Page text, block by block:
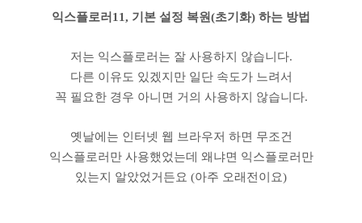
익스플로러11, 기본 설정 복원(초기화) 하는 방법
저는 익스플로러는 잘 사용하지 않습니다.
다른 이유도 있겠지만 일단 속도가 느려서
꼭 필요한 경우 아니면 거의 사용하지 않습니다.
옛날에는 인터넷 웹 브라우저 하면 무조건
익스플로러만 사용했었는데 왜냐면 익스플로러만
있는지 알았었거든요 (아주 오래전이요)